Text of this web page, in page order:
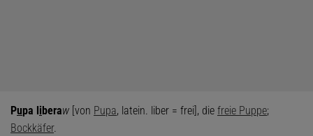
Pupa liberaw [von Pupa, latein. liber = frei], die freie Puppe;
Bockkäfer.